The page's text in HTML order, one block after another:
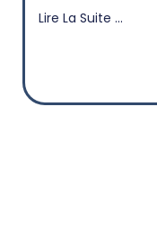
Lire La Suite ...